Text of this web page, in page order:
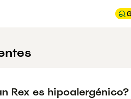
Rex es hipoalergénico?